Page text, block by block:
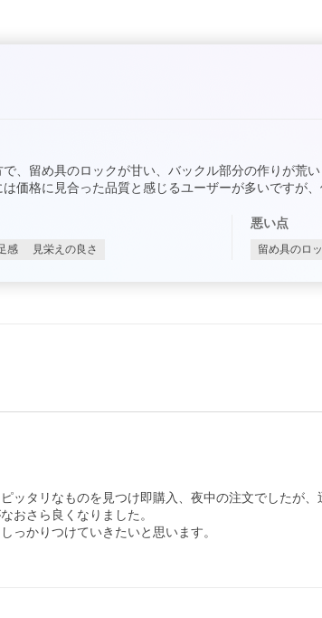
、留め具のロックが甘い、バックル部分の作りが荒
価格に見合った品質と感じるユーザーが多いですが、
感 見栄えの良さ
悪い点
留め具のロ
ッタリなものを見つけ即購入、夜中の注文でしたが
おさら良くなりました。
っかりつけていきたいと思います。